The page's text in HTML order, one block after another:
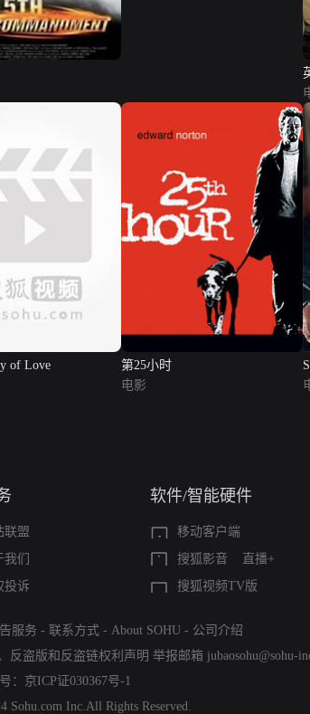
of Love
第25小时
电影
联盟
我们
投诉
软件/智能硬件
移动客户端
搜狐影音
直播+
搜狐视频TV版
服务 - 联系方式 - About SOHU - 公司介绍
反盗版和反盗链权利声明 举报邮箱 jubaosohu@sohu-
： 京ICP证030367号-1
Sohu.com Inc.All Rights Reserved.